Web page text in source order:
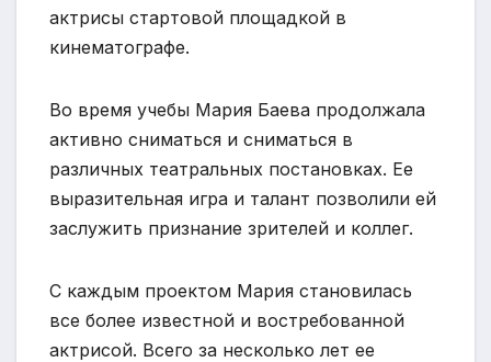
актрисы стартовой площадкой в
кинематографе.
Во время учебы Мария Баева продолжала
активно сниматься и сниматься в
различных театральных постановках. Ее
выразительная игра и талант позволили ей
заслужить признание зрителей и коллег.
С каждым проектом Мария становилась
все более известной и востребованной
актрисой. Всего за несколько лет ее